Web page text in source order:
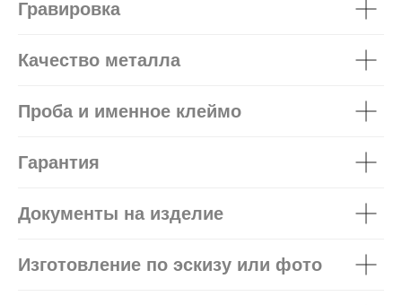
Гравировка
Качество металла
Проба и именное клеймо
Гарантия
Документы на изделие
Изготовление по эскизу или фото